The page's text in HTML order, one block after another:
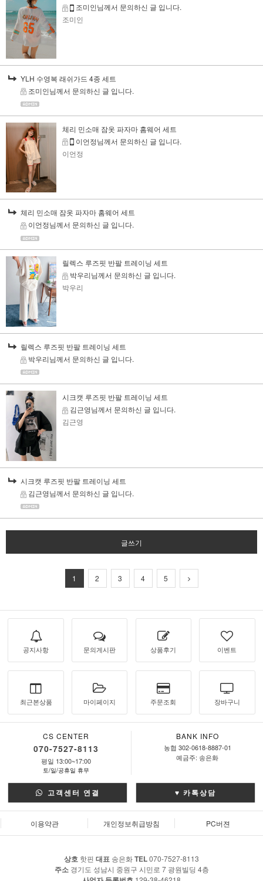
조미인님께서 문의하신 글 입니다.
조미인
YLH 수영복 래쉬가드 4종 세트
조미인님께서 문의하신 글 입니다.
체리 민소매 잠옷 파자마 홈웨어 세트
이언정님께서 문의하신 글 입니다.
이언정
체리 민소매 잠옷 파자마 홈웨어 세트
이언정님께서 문의하신 글 입니다.
릴렉스 루즈핏 반팔 트레이닝 세트
박우리님께서 문의하신 글 입니다.
박우리
릴렉스 루즈핏 반팔 트레이닝 세트
박우리님께서 문의하신 글 입니다.
시크캣 루즈핏 반팔 트레이닝 세트
김근영님께서 문의하신 글 입니다.
김근영
시크캣 루즈핏 반팔 트레이닝 세트
김근영님께서 문의하신 글 입니다.
글쓰기
1 2 3 4 5
공지사항 문의게시판 상품후기 이벤트
최근본상품 마이페이지 주문조회 장바구니
CS CENTER
070-7527-8113
평일 13:00~17:00
토/일/공휴일 휴무
BANK INFO
농협 302-0618-8887-01
예금주: 송은화
고객센터 연결 ♥ 카톡상담
이용약관 개인정보취급방침 PC버젼
상호 핫핀 대표 송은화TEL070-7527-8113
주소경기도 성남시 중원구 시민로 7 광원빌딩 4층